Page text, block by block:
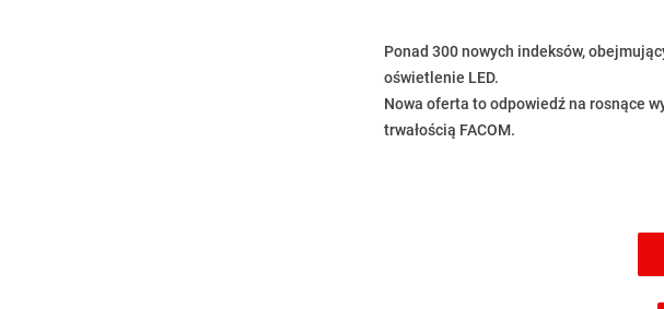
Ponad 300 nowych indeksów,
oświetlenie LED.
Nowa oferta to odpowiedź na rosnące
trwałością FACOM.